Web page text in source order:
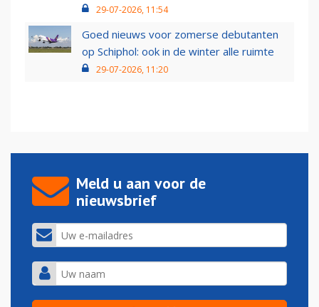
29-07-2026, 11:54
Goed nieuws voor zomerse debutanten
op Schiphol: ook in de winter alle ruimte
29-07-2026, 11:20
Meld u aan voor de
nieuwsbrief